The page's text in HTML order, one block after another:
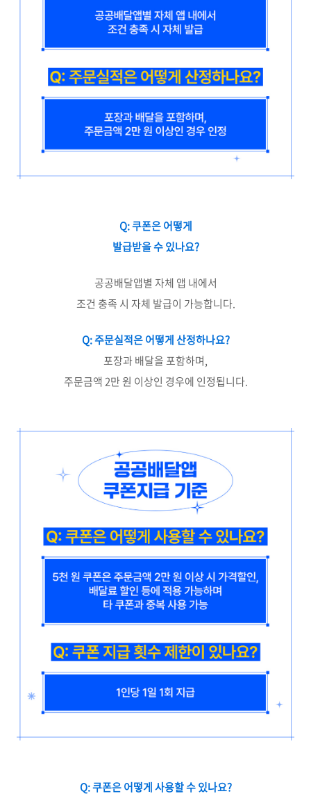
Q: 쿠폰은 어떻게
발급받을 수 있나요?
공공배달앱별 자체 앱 내에서
조건 충족 시 자체 발급이 가능합니다.
Q: 주문실적은 어떻게 산정하나요?
포장과 배달을 포함하며,
주문금액 2만 원 이상인 경우에 인정됩니다.
Q: 쿠폰은 어떻게 사용할 수 있나요?